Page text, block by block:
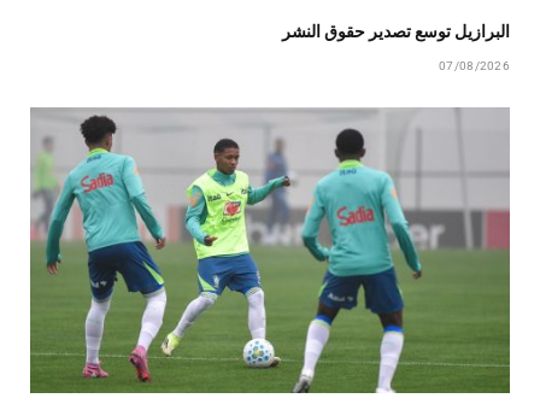
البرازيل توسع تصدير حقوق النشر
07/08/2026